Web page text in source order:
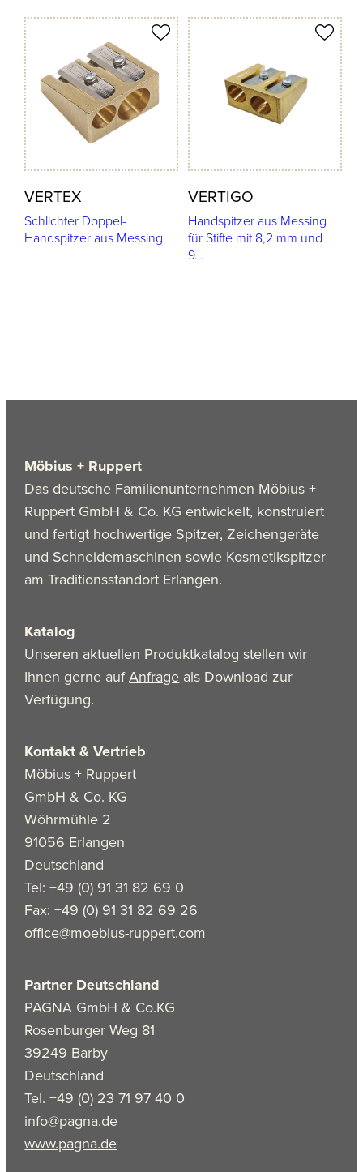
VERTEX
Schlichter Doppel-
Handspitzer aus Messing
merken
VERTIGO
Handspitzer aus Messing
für Stifte mit 8,2 mm und
9…
Produkt merken
Möbius + Ruppert
Das deutsche Familienunternehmen Möbius +
Ruppert GmbH & Co. KG entwickelt, konstruiert
und fertigt hochwertige Spitzer, Zeichengeräte
und Schneidemaschinen sowie Kosmetikspitzer
am Traditionsstandort Erlangen.
Katalog
Unseren aktuellen Produktkatalog stellen wir
Ihnen gerne aufAnfrage als Download zur
Verfügung.
Kontakt & Vertrieb
Möbius + Ruppert
GmbH & Co. KG
Wöhrmühle 2
91056 Erlangen
Deutschland
Tel: +49 (0) 91 31 82 69 0
Fax: +49 (0) 91 31 82 69 26
office@moebius-ruppert.com
Partner Deutschland
PAGNA GmbH & Co.KG
Rosenburger Weg 81
39249 Barby
Deutschland
Tel. +49 (0) 23 71 97 40 0
info@pagna.de
www.pagna.de